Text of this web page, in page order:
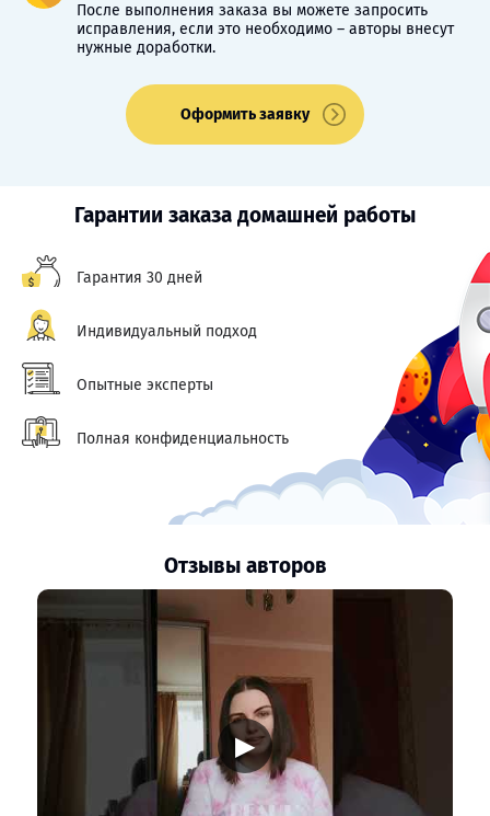
После выполнения заказа вы можете запросить
исправления, если это необходимо – авторы внесут
нужные доработки.
Оформить заявку
Гарантии заказа домашней работы
Гарантия 30 дней
Индивидуальный подход
Опытные эксперты
Полная конфиденциальность
Отзывы авторов
▶